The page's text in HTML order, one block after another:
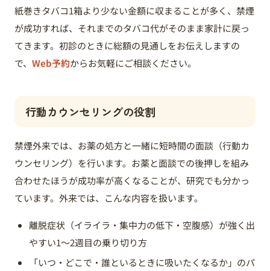
紙巻きタバコ1箱より少ない金額に収まることが多く、禁煙
が成功すれば、それまでのタバコ代がそのまま家計に戻っ
てきます。初診のときに総額の見通しをお伝えしますの
で、 Web予約からお気軽にご相談ください。
行動カウンセリングの役割
禁煙外来では、お薬の処方と一緒に短時間の面談（行動カ
ウンセリング）を行います。お薬と面談での後押しを組み
合わせたほうが成功率が高くなることが、研究でも分かっ
ています。外来では、こんな内容を扱います。
離脱症状（イライラ・集中力の低下・空腹感）が強く出
やすい1〜2週目の乗り切り方
「いつ・どこで・誰といるときに吸いたくなるか」のパ